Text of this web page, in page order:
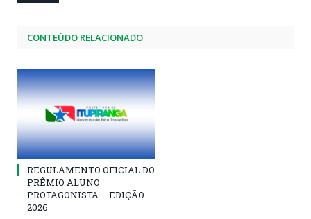
CONTEÚDO RELACIONADO
REGULAMENTO OFICIAL DO
PRÊMIO ALUNO
PROTAGONISTA – EDIÇÃO
2026